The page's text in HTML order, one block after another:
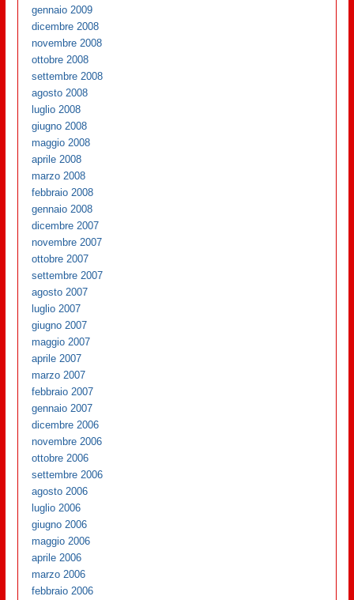
gennaio 2009
dicembre 2008
novembre 2008
ottobre 2008
settembre 2008
agosto 2008
luglio 2008
giugno 2008
maggio 2008
aprile 2008
marzo 2008
febbraio 2008
gennaio 2008
dicembre 2007
novembre 2007
ottobre 2007
settembre 2007
agosto 2007
luglio 2007
giugno 2007
maggio 2007
aprile 2007
marzo 2007
febbraio 2007
gennaio 2007
dicembre 2006
novembre 2006
ottobre 2006
settembre 2006
agosto 2006
luglio 2006
giugno 2006
maggio 2006
aprile 2006
marzo 2006
febbraio 2006